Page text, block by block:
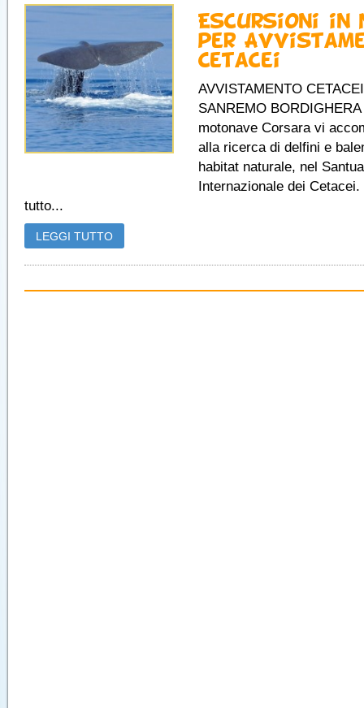
Escursioni in
per
Cetacei
AVVISTAMENTO
SANREMO BORDIGHERA
motonave Corsara vi
alla ricerca di delfini e
habitat naturale, nel
Internazionale dei Cetacei.
tutto...
LEGGI TUTTO